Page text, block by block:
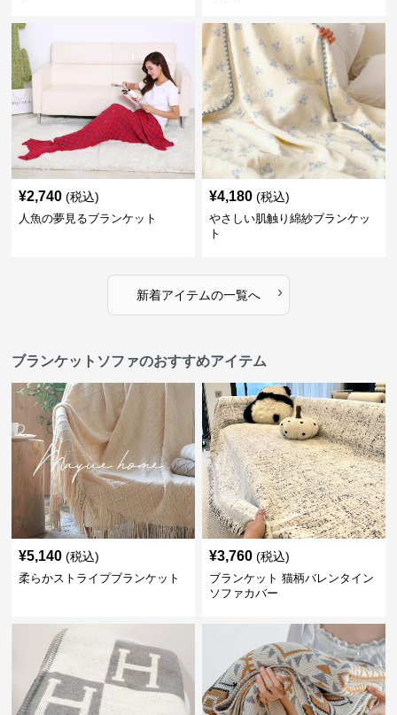
¥2,740 (税込)
人魚の夢見るブランケット
¥4,180 (税込)
やさしい肌触り綿紗ブランケッ
ト
新着アイテムの一覧へ ›
ブランケットソファのおすすめアイテム
¥5,140 (税込)
柔らかストライプブランケット
¥3,760 (税込)
ブランケット 猫柄バレンタイン
ソファカバー